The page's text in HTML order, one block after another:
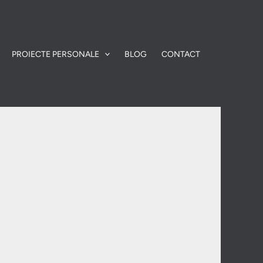
PROIECTE PERSONALE BLOG CONTACT